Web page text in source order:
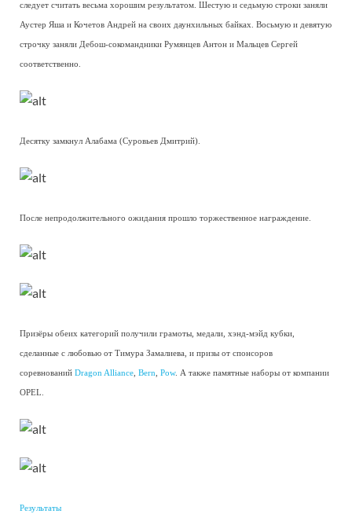
следует считать весьма хорошим результатом. Шестую и седьмую строки заняли
Аустер Яша и Кочетов Андрей на своих даунхильных байках. Восьмую и девятую
строчку заняли Дебош-сокомандники Румянцев Антон и Мальцев Сергей
соответственно.
Десятку замкнул Алабама (Суровьев Дмитрий).
После непродолжительного ожидания прошло торжественное награждение.
Призёры обеих категорий получили грамоты, медали, хэнд-мэйд кубки,
сделанные с любовью от Тимура Замалиева, и призы от спонсоров
соревнований Dragon Alliance Bern Pow. А также памятные наборы от компании
OPEL.
Результаты